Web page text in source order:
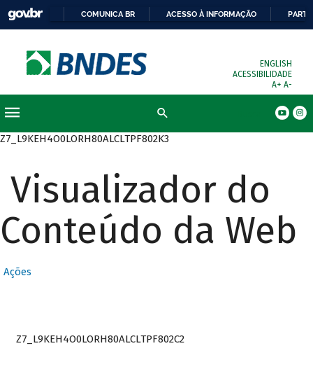
COMUNICA BR ACESSO À INFORMAÇÃO
ENGLISH
ACESSIBILIDADE
A+ A-
Z7_L9KEH4O0LORH80ALCLTPF802K3
Visualizador do
Conteúdo da Web
Ações
Z7_L9KEH4O0LORH80ALCLTPF802C2